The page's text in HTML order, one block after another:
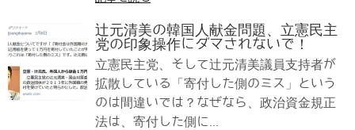
辻元清美の韓国人献金問題、立憲民主
党の印象操作にダマされないで！
立憲民主党、そして辻元清美議員支持者が
拡散している「寄付した側のミス」という
のは間違いでは？なぜなら、政治資金規正
法は、寄付した側に...